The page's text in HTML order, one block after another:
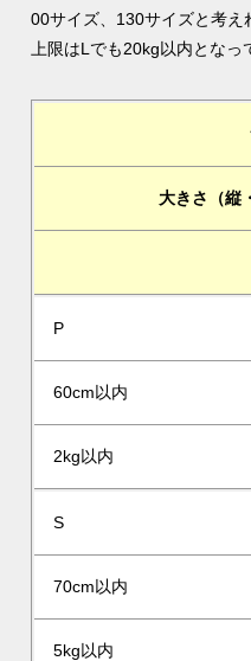
00サイズ、130サイズと考
上限はLでも20kg以内となっ
大きさ（縦
P
60cm以内
2kg以内
S
70cm以内
5kg以内